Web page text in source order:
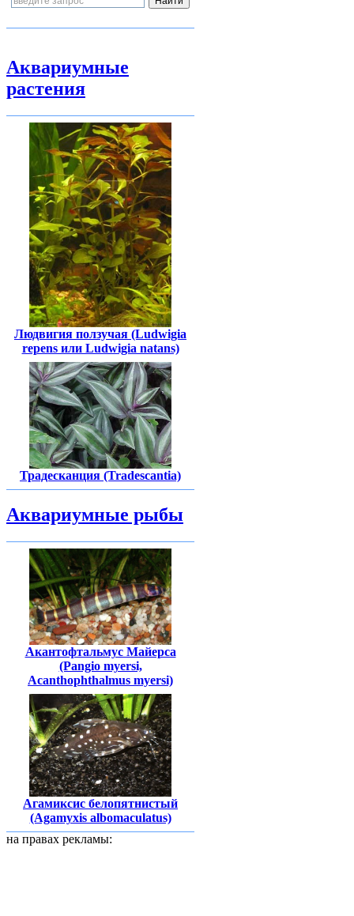
Аквариумные
растения
Людвигия ползучая (Ludwigia
repens или Ludwigia natans)
Традесканция (Tradescantia)
Аквариумные рыбы
Акантофтальмус Майерса
(Pangio myersi,
Acanthophthalmus myersi)
Агамиксис белопятнистый
(Agamyxis albomaculatus)
на правах рекламы: